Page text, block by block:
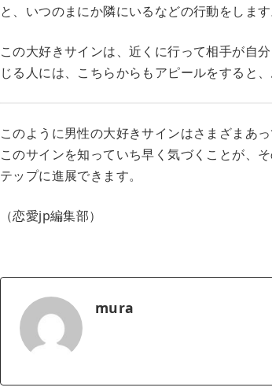
と、いつのまにか隣にいるなどの行動をします
この大好きサインは、近くに行って相手が自
じる人には、こちらからもアピールをすると
このように男性の大好きサインはさまざまあ
このサインを知っていち早く気づくことが、
テップに進展できます。
（恋愛jp編集部）
mura